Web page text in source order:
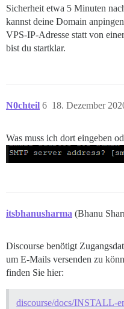
Sicherheit etwa 5 Minuten
kannst deine Domain
VPS-IP-Adresse statt von
bist du startklar.
N0chteil 18. Dezember
6
Was muss ich dort eingeben
itsbhanusharma (Bhanu
Discourse benötigt
um E-Mails versenden zu
finden Sie hier:
discourse/docs/INSTALL-